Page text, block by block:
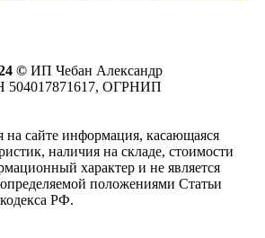
© ИП Чебан Александр
504017871617, ОГРНИП
на сайте информация, касающаяся
наличия на складе, стоимости
характер и не является
положениями Статьи
РФ.